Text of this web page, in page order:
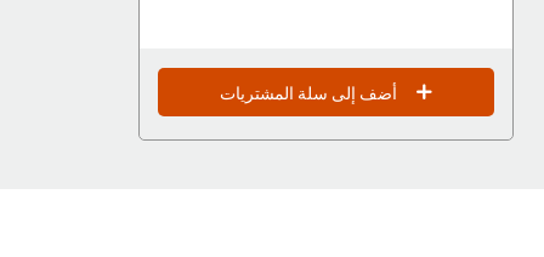
أضف إلى سلة المشتريات